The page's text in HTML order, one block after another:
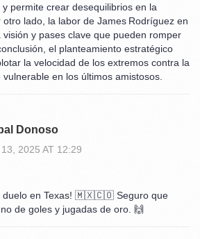
permite crear desequilibrios en la
lado, la labor de James Rodríguez en
y pases clave que pueden romper
el planteamiento estratégico
la velocidad de los extremos contra la
en los últimos amistosos.
Donoso
2025 AT 12:29
duelo en Texas! 🇲🇽🇨🇴 Seguro que
de goles y jugadas de oro. 🙌